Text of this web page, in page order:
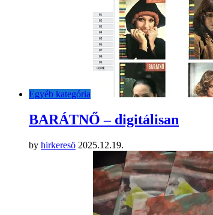
Egyéb kategória
BARÁTNŐ – digitálisan
by hirkeresö 2025.12.19.